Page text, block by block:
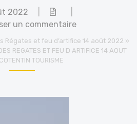
2022
un commentaire
Régates et feu d’artifice 14 août 2022 »
REGATES ET FEU D ARTIFICE 14 AOUT
TOURISME